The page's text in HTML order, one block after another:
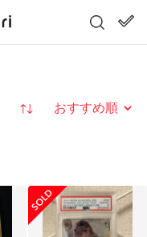
並び替え